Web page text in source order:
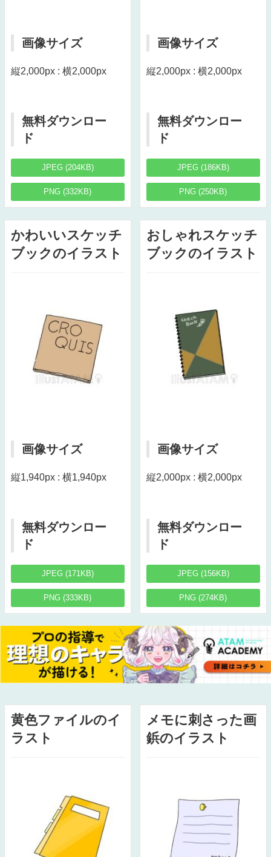
画像サイズ
縦2,000px : 横2,000px
無料ダウンロー
ド
JPEG (204KB)
PNG (332KB)
画像サイズ
縦2,000px : 横2,000px
無料ダウンロー
ド
JPEG (186KB)
PNG (250KB)
かわいいスケッチ
ブックのイラスト
画像サイズ
縦1,940px : 横1,940px
無料ダウンロー
ド
JPEG (171KB)
PNG (333KB)
おしゃれスケッチ
ブックのイラスト
画像サイズ
縦2,000px : 横2,000px
無料ダウンロー
ド
JPEG (156KB)
PNG (274KB)
黄色ファイルのイ
ラスト
メモに刺さった画
鋲のイラスト